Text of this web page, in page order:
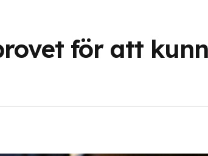
för att